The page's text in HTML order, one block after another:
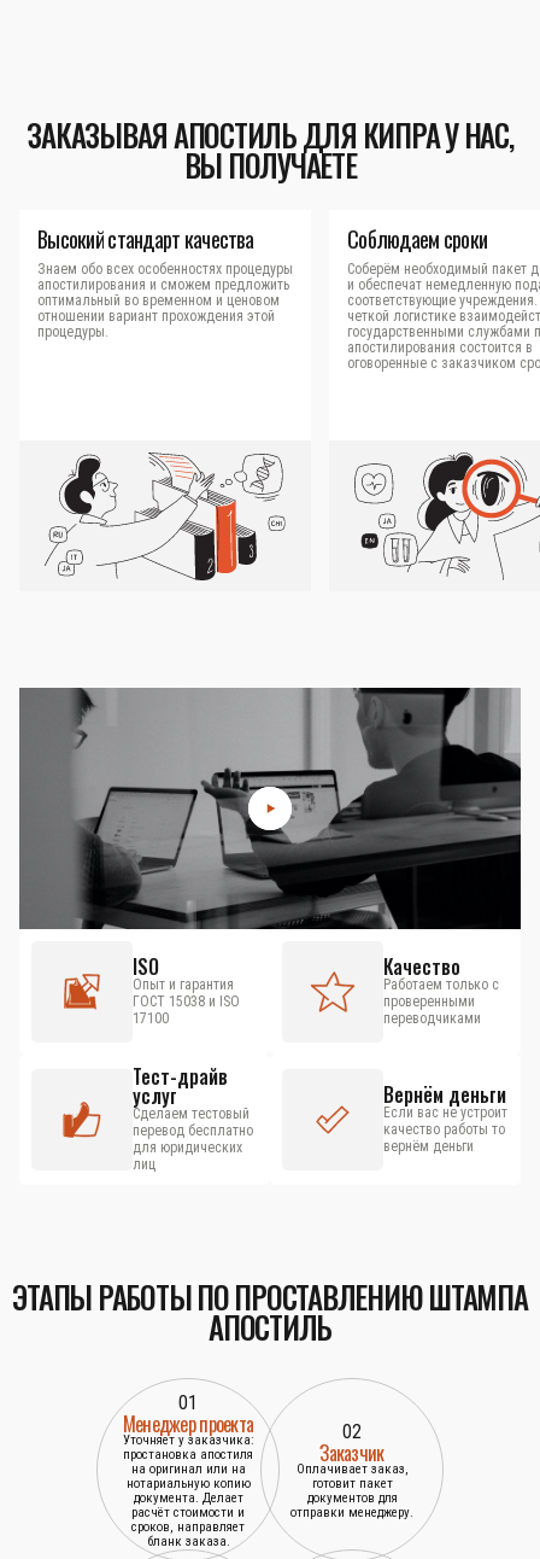
ЗАКАЗЫВАЯ АПОСТИЛЬ ДЛЯ КИПРА У НАС,
ВЫ ПОЛУЧАЕТЕ
Высокий стандарт качества
Знаем обо всех особенностях процедуры
апостилирования и сможем предложить
оптимальный во временном и ценовом
отношении вариант прохождения этой
процедуры.
Соблюдаем сроки
Соберём необходимый пакет
и обеспечат немедленную
соответствующие
четкой логистике
государственными службами
апостилирования состоится в
оговоренные с заказчиком
ISO
Опыт и гарантия
ГОСТ 15038 и ISO
17100
Качество
Работаем только с
проверенными
переводчиками
Тест-драйв
услуг
Сделаем тестовый
перевод бесплатно
для юридических
лиц
Вернём деньги
Если вас не устроит
качество работы то
вернём деньги
ЭТАПЫ РАБОТЫ ПО ПРОСТАВЛЕНИЮ ШТАМПА
АПОСТИЛЬ
01
Менеджер проекта
Уточняет у заказчика:
простановка апостиля
на оригинал или на
нотариальную копию
документа. Делает
расчёт стоимости и
сроков, направляет
бланк заказа.
02
Заказчик
Оплачивает заказ,
готовит пакет
документов для
отправки менеджеру.